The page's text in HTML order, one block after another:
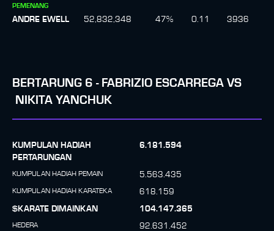
PEMENANG
ANDRE EWELL 52,832,348 47% 0.11 3936
BERTARUNG 6 - FABRIZIO ESCARREGA VS
NIKITA YANCHUK
KUMPULAN HADIAH
PERTARUNGAN
6.181.594
KUMPULAN HADIAH PEMAIN 5.563.435
KUMPULAN HADIAH KARATEKA
618.159
$KARATE DIMAINKAN
104.147.365
HEDERA 92.631.452